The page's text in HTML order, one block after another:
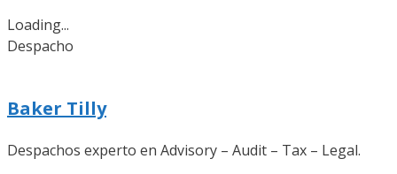
Loading...
Despacho
Baker Tilly
Despachos experto en Advisory – Audit – Tax – Legal.